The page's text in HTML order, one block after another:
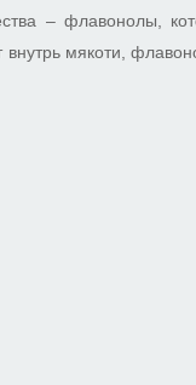
– флавонолы,
мякоти,